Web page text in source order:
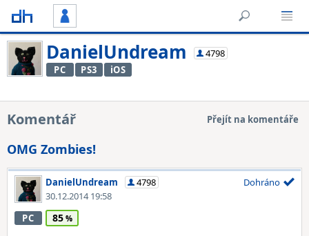
DanielUndream
4798
PC
PS3 iOS
Komentář Přejít na komentáře
OMG Zombies!
DanielUndream
4798
30.12.2014 19:58
Dohráno
PC 85